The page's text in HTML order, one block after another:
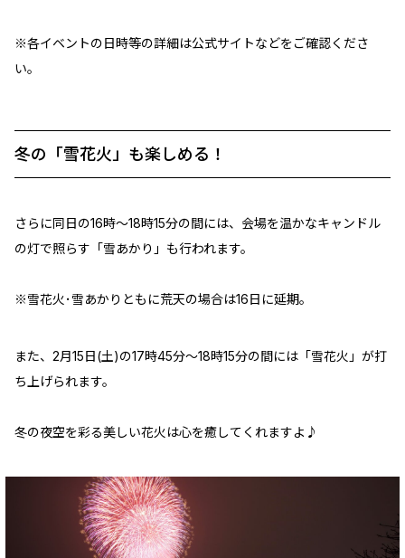
※各イベントの日時等の詳細は公式サイトなどをご確認くださ
い。
冬の「雪花火」も楽しめる！
さらに同日の16時～18時15分の間には、会場を温かなキャンドル
の灯で照らす「雪あかり」も行われます。
※雪花火･雪あかりともに荒天の場合は16日に延期。
また、2月15日(土)の17時45分～18時15分の間には「雪花火」が打
ち上げられます。
冬の夜空を彩る美しい花火は心を癒してくれますよ♪